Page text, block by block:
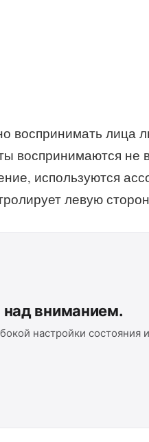
воспринимать лица
воспринимаются не
используются
левую
над вниманием.
настройки состояния